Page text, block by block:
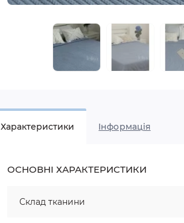
Характеристики Iнформація
ОСНОВНІ ХАРАКТЕРИСТИКИ
Склад тканини